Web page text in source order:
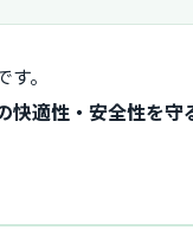
。
快適性・安全性を守